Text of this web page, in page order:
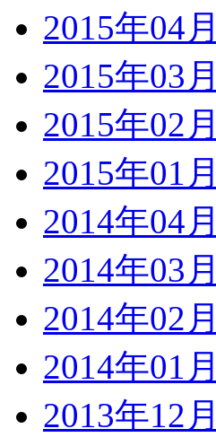
2015年04
2015年03
2015年02
2015年01
2014年04
2014年03
2014年02
2014年01
2013年12